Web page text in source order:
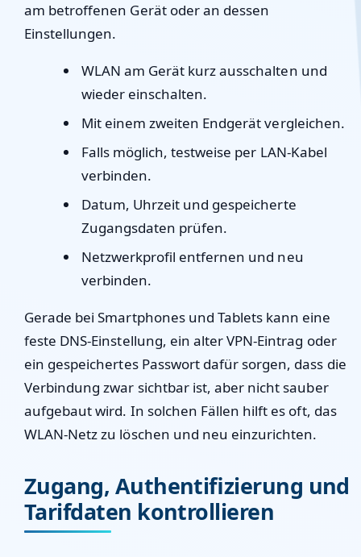
am betroffenen Gerät oder an dessen
Einstellungen.
WLAN am Gerät kurz ausschalten und
wieder einschalten.
Mit einem zweiten Endgerät vergleichen.
Falls möglich, testweise per LAN-Kabel
verbinden.
Datum, Uhrzeit und gespeicherte
Zugangsdaten prüfen.
Netzwerkprofil entfernen und neu
verbinden.
Gerade bei Smartphones und Tablets kann eine
feste DNS-Einstellung, ein alter VPN-Eintrag oder
ein gespeichertes Passwort dafür sorgen, dass die
Verbindung zwar sichtbar ist, aber nicht sauber
aufgebaut wird. In solchen Fällen hilft es oft, das
WLAN-Netz zu löschen und neu einzurichten.
Zugang, Authentifizierung und
Tarifdaten kontrollieren